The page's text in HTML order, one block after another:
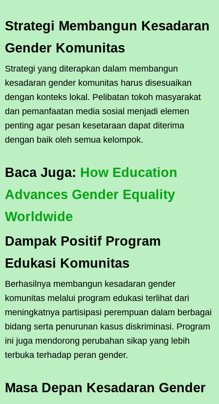
Strategi Membangun Kesadaran
Gender Komunitas
Strategi yang diterapkan dalam membangun
kesadaran gender komunitas harus disesuaikan
dengan konteks lokal. Pelibatan tokoh masyarakat
dan pemanfaatan media sosial menjadi elemen
penting agar pesan kesetaraan dapat diterima
dengan baik oleh semua kelompok.
Baca Juga: How Education
Advances Gender Equality
Worldwide
Dampak Positif Program
Edukasi Komunitas
Berhasilnya membangun kesadaran gender
komunitas melalui program edukasi terlihat dari
meningkatnya partisipasi perempuan dalam berbagai
bidang serta penurunan kasus diskriminasi. Program
ini juga mendorong perubahan sikap yang lebih
terbuka terhadap peran gender.
Masa Depan Kesadaran Gender